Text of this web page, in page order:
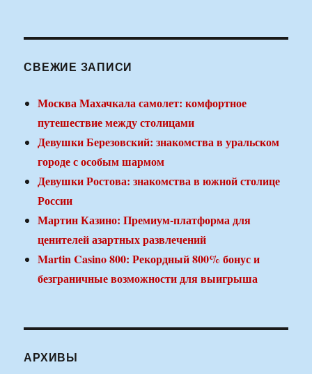
СВЕЖИЕ ЗАПИСИ
Москва Махачкала самолет: комфортное
путешествие между столицами
Девушки Березовский: знакомства в уральском
городе с особым шармом
Девушки Ростова: знакомства в южной столице
России
Мартин Казино: Премиум-платформа для
ценителей азартных развлечений
Martin Casino 800: Рекордный 800% бонус и
безграничные возможности для выигрыша
АРХИВЫ